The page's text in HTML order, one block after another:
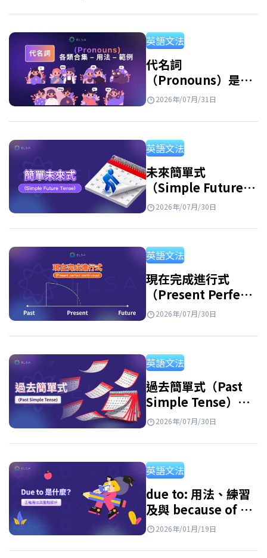
詞 英文 (Reflexive Pronouns) 是指句子中的主
詞和受詞指涉同一個人或事物時，用來指稱執
行動作的人或物的代名詞。此外，反身代名詞
也用於強調主詞或表示由自己完成某個動作。
英語文法
代名詞
（Pronouns）是什
麼？英文代名詞種
2026年/07月/31日
英語文法
未來簡單式
（Simple Future
Tense）：公式、用
2026年/07月/30日
英語文法
現在完成進行式
（Present Perfect
Continuous
習
2026年/07月/30日
英語文法
過去簡單式（Past
Simple Tense）：
句型公式、用法與附
2026年/07月/30日
英語文法
due to: 用法、練習
及與 because of 的
區別
2026年/01月/19日